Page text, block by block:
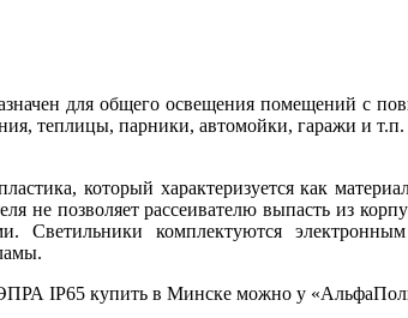
для общего освещения помещений с
теплицы, парники, автомойки, гаражи и т.п.
который характеризуется как
не позволяет рассеивателю выпасть из
Светильники комплектуются
IP65 купить в Минске можно у